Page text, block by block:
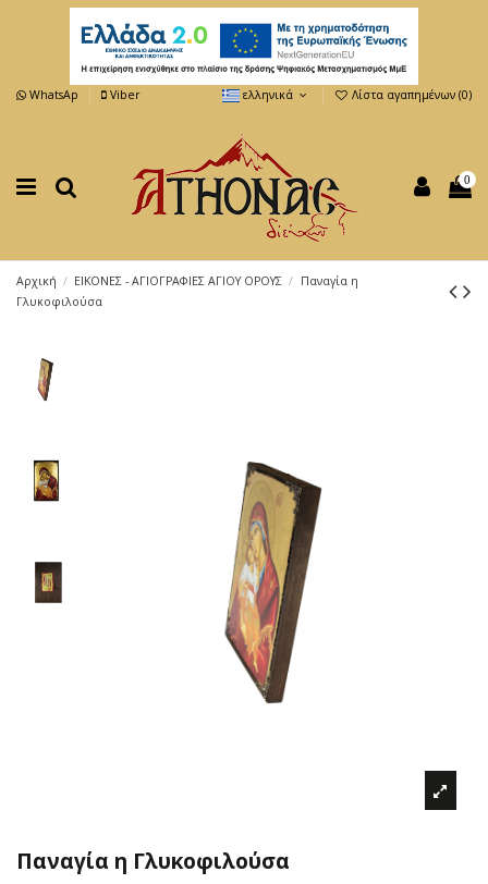
WhatsAp Viber ελληνικά Λίστα αγαπημένων (0)
0
Αρχική ΕΙΚΟΝΕΣ - ΑΓΙΟΓΡΑΦΙΕΣ ΑΓΙΟΥ ΟΡΟΥΣ
Παναγία η
Γλυκοφιλούσα
Παναγία η Γλυκοφιλούσα